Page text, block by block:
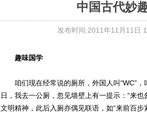
中国古代妙
发布时间:2011年11月11日
趣味国学
咱们现在经常说的厕所，外国人叫“WC”，
日，我去一公厕，忽见墙壁上有一提示：“来
文明精神，此后入厕亦偶见联语，如“来前百